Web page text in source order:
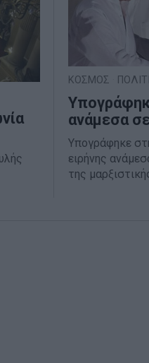
ΚΟΣΜΟΣ
ανάμεσα
Υπογράφηκε
ειρήνης
της